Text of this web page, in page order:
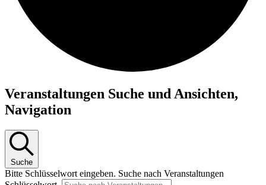
Veranstaltungen
Veranstaltungen Suche und Ansichten,
Navigation
Suche
Bitte Schlüsselwort eingeben. Suche nach Veranstaltungen